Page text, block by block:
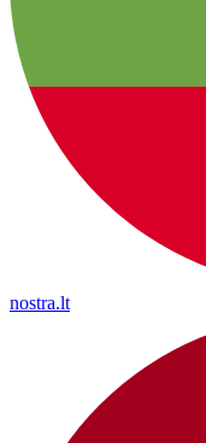
nostra.lt